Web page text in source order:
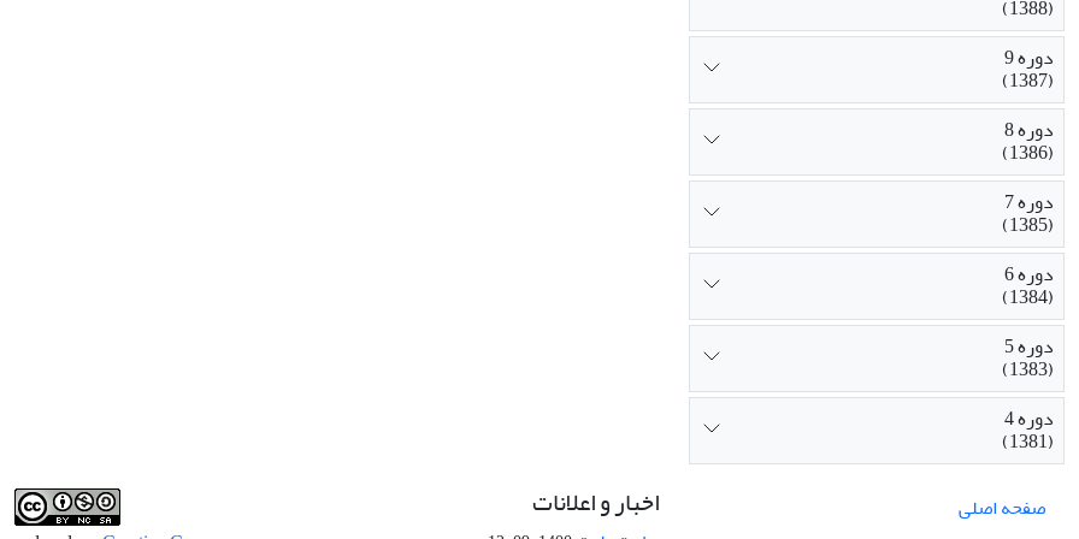
(1388)
دوره 9
(1387)
دوره 8
(1386)
دوره 7
(1385)
دوره 6
(1384)
دوره 5
(1383)
دوره 4
(1381)
صفحه اصلی
اخبار و اعلانات